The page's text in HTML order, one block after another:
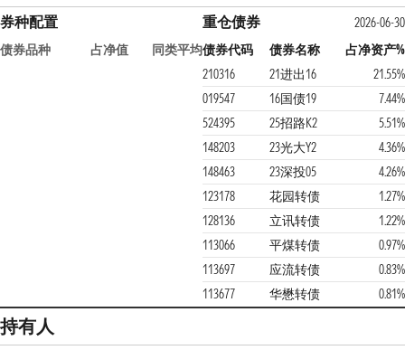
券种配置
债券品种 占净值 同类平均
重仓债券
2026-06-30
债券代码
债券名称
占净资产%
210316
21进出16
21.55%
019547
16国债19
7.44%
524395
25招路K2
5.51%
148203
23光大Y2
4.36%
148463
23深投05
4.26%
123178
花园转债
1.27%
128136
立讯转债
1.22%
113066
平煤转债
0.97%
113697
应流转债
0.83%
113677
华懋转债 0.81%
持有人